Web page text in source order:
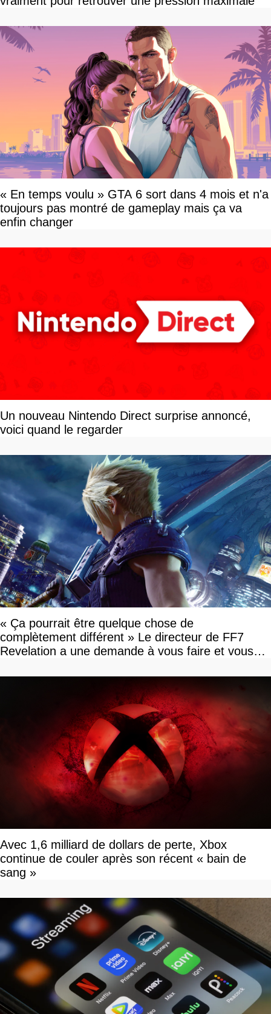
« En temps voulu » GTA 6 sort dans 4 mois et n'a
toujours pas montré de gameplay mais ça va
enfin changer
Un nouveau Nintendo Direct surprise annoncé,
voici quand le regarder
« Ça pourrait être quelque chose de
complètement différent » Le directeur de FF7
Revelation a une demande à vous faire et vous
Avec 1,6 milliard de dollars de perte, Xbox
continue de couler après son récent « bain de
sang »